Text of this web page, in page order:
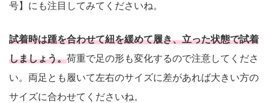
号】にも注目してみてくださいね。
試着時は踵を合わせて紐を緩めて履き、立った状態で試着
しましょう。荷重で足の形も変化するので注意してくださ
い。両足とも履いて左右のサイズに差があれば大きい方の
サイズに合わせてくださいね。